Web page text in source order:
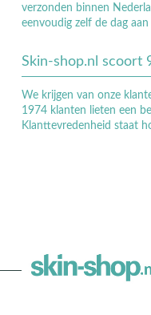
verzonden binnen
eenvoudig zelf de dag
Skin-shop.nl scoort
We krijgen van onze
1974 klanten lieten een
Klanttevredenheid staat